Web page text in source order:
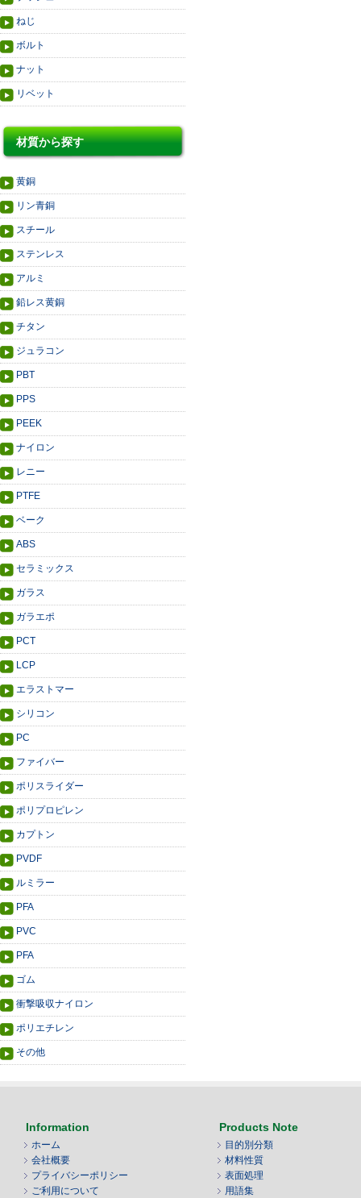
ねじ
ボルト
ナット
リベット
材質から探す
黄銅
リン青銅
スチール
ステンレス
アルミ
鉛レス黄銅
チタン
ジュラコン
PBT
PPS
PEEK
ナイロン
レニー
PTFE
ベーク
ABS
セラミックス
ガラス
ガラエポ
PCT
LCP
エラストマー
シリコン
PC
ファイバー
ポリスライダー
ポリプロピレン
カプトン
PVDF
ルミラー
PFA
PVC
PFA
ゴム
衝撃吸収ナイロン
ポリエチレン
その他
Information
ホーム
会社概要
プライバシーポリシー
ご利用について
Products Note
目的別分類
材料性質
表面処理
用語集